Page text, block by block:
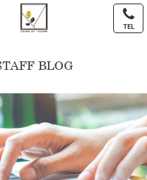
TEL
BLOG